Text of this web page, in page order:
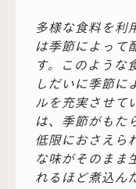
多様な食料を利
は季節によって
す。このような
しだいに季節に
ルを充実させて
は、季節がもた
低限におさえら
な味がそのまま
れるほど煮込ん